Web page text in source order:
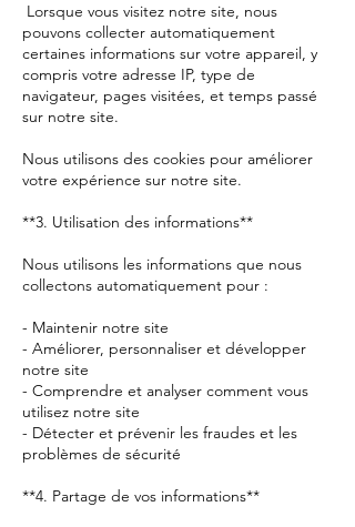
Lorsque vous visitez notre site, nous
pouvons collecter automatiquement
certaines informations sur votre appareil, y
compris votre adresse IP, type de
navigateur, pages visitées, et temps passé
sur notre site.
Nous utilisons des cookies pour améliorer
votre expérience sur notre site.
**3. Utilisation des informations**
Nous utilisons les informations que nous
collectons automatiquement pour :
- Maintenir notre site
- Améliorer, personnaliser et développer
notre site
- Comprendre et analyser comment vous
utilisez notre site
- Détecter et prévenir les fraudes et les
problèmes de sécurité
**4. Partage de vos informations**